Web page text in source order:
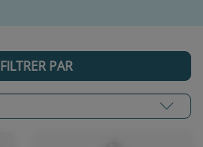
FILTRER PAR